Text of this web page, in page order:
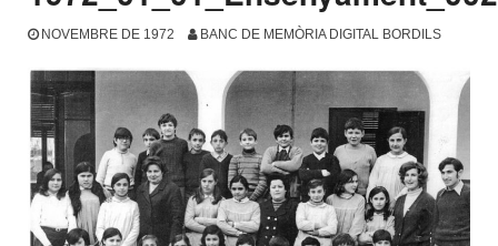
NOVEMBRE DE 1972 BANC DE MEMÒRIA DIGITAL BORDILS